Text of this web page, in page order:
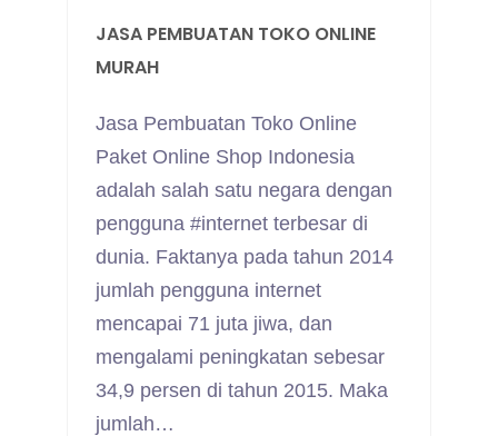
JASA PEMBUATAN TOKO ONLINE
MURAH
Jasa Pembuatan Toko Online
Paket Online Shop Indonesia
adalah salah satu negara dengan
pengguna #internet terbesar di
dunia. Faktanya pada tahun 2014
jumlah pengguna internet
mencapai 71 juta jiwa, dan
mengalami peningkatan sebesar
34,9 persen di tahun 2015. Maka
jumlah…